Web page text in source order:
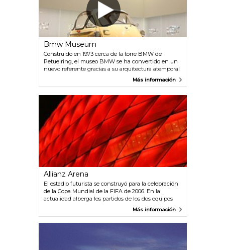
Bmw Museum
Construido en 1973 cerca de la torre BMW de
Petuelring, el museo BMW se ha convertido en un
nuevo referente gracias a su arquitectura atemporal
y ya es mundialmente famoso. Tras una reforma
concepto. Vehículos históricos y una amplia gama
de temas, como la historia de la empresa, la
tecnología, las motocicletas y las líneas de modelos,
además de la arquitectura y el diseño, se fusionan
para crear una experiencia de marca única y una
exposición sin precedentes. BMW inauguró
recientemente el BMW World, que se complementa
con el vanguardista museo de arte de la empresa.
Más información
Allianz Arena
El estadio futurista se construyó para la celebración
de la Copa Mundial de la FIFA de 2006. En la
actualidad alberga los partidos de los dos equipos
locales de Múnich, el FC Bayern y el TSV 1860.
Más información